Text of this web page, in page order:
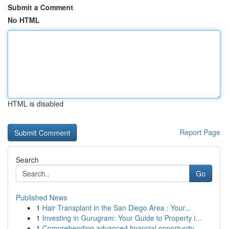
Submit a Comment
No HTML
HTML is disabled
Report Page
Search
Go
Published News
1 Hair Transplant in the San Diego Area : Your...
1 Investing in Gurugram: Your Guide to Property i...